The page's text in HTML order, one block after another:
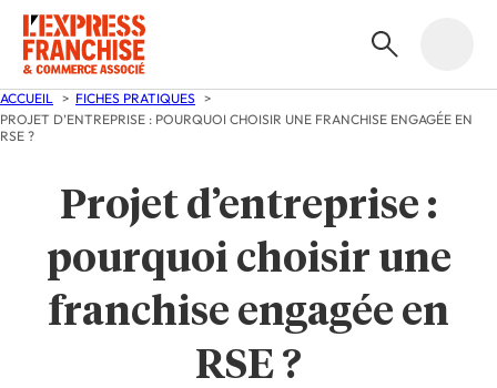
ACCUEIL
FICHES PRATIQUES
PROJET D’ENTREPRISE : POURQUOI CHOISIR UNE FRANCHISE ENGAGÉE EN
RSE ?
Projet d’entreprise :
pourquoi choisir une
franchise engagée en
RSE ?